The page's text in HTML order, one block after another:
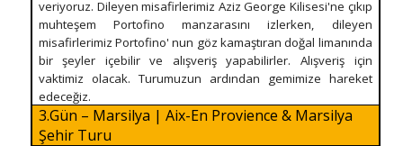
veriyoruz. Dileyen misafirlerimiz Aziz George Kilisesi'ne çıkıp
muhteşem Portofino manzarasını izlerken, dileyen
misafirlerimiz Portofino' nun göz kamaştıran doğal limanında
bir şeyler içebilir ve alışveriş yapabilirler. Alışveriş için
vaktimiz olacak. Turumuzun ardından gemimize hareket
edeceğiz.
3.Gün – Marsilya | Aix-En Provience & Marsilya
Şehir Turu